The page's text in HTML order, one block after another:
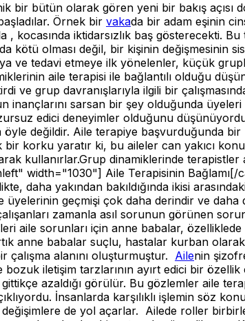
bütün olarak gören yeni bir bakış açısı
Örnek bir vakada bir adam eşinin
, kocasında iktidarsızlık baş gösterecekti.
kötü olması değil, bir kişinin değişmesinin
ve tedavi etmeye ilk yönelenler, küçük
aile terapisi ile bağlantılı olduğu
grup davranışlarıyla ilgili bir
inançlarını sarsan bir şey olduğunda
edici deneyimler olduğunu
değildir. Aile terapiye başvurduğunda
korku yaratır ki, bu aileler can yakıcı
kullanırlar.Grup dinamiklerinde terapistler
width="1030"] Aile Terapisinin Bağlamı[/
daha yakından bakıldığında ikisi
geçmişi çok daha derindir ve
zamanla asıl sorunun görünen
aile sorunları için anne babalar,
anne babalar suçlu, hastalar kurban
çalışma alanını oluşturmuştur. Ailenin
iletişim tarzlarının ayırt edici bir
azaldığı görülür. Bu gözlemler aile
İnsanlarda karşılıklı işlemin söz
de yol açarlar. Ailede roller